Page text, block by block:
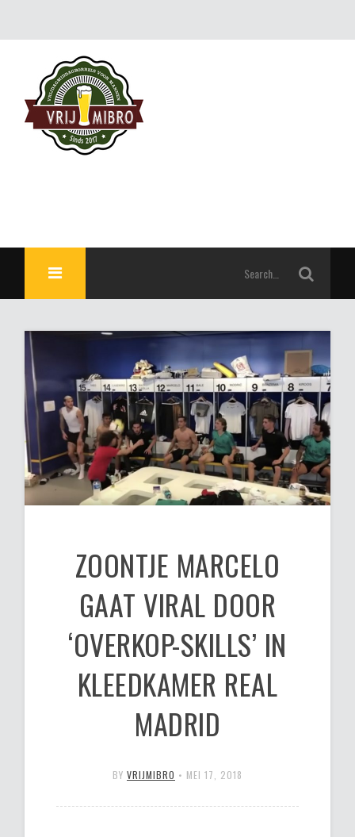
ZOONTJE MARCELO
GAAT VIRAL DOOR
‘OVERKOP-SKILLS’ IN
KLEEDKAMER REAL
MADRID
BY VRIJMIBRO • MEI 17, 2018